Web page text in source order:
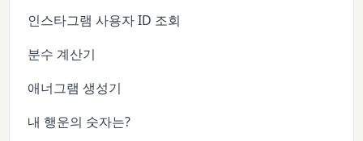
인스타그램 사용자 ID 조회
분수 계산기
애너그램 생성기
내 행운의 숫자는?